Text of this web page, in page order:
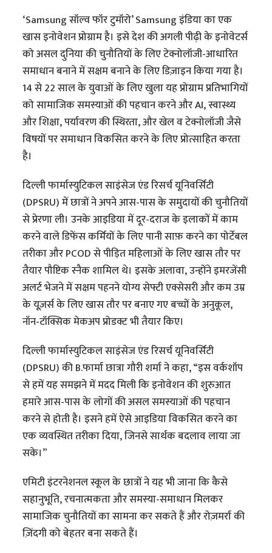
‘Samsung सॉल्व फॉर टुमॉरो’ Samsung इंडिया का एक
खास इनोवेशन प्रोग्राम है। इसे देश की अगली पीढ़ी के इनोवेटर्स
को असल दुनिया की चुनौतियों के लिए टेक्नोलॉजी-आधारित
समाधान बनाने में सक्षम बनाने के लिए डिज़ाइन किया गया है।
14 से 22 साल के युवाओं के लिए खुला यह प्रोग्राम प्रतिभागियों
को सामाजिक समस्याओं की पहचान करने और AI, स्वास्थ्य
और शिक्षा, पर्यावरण की स्थिरता, और खेल व टेक्नोलॉजी जैसे
विषयों पर समाधान विकसित करने के लिए प्रोत्साहित करता
है।
दिल्ली फार्मास्युटिकल साइंसेज एंड रिसर्च यूनिवर्सिटी
(DPSRU) में छात्रों ने अपने आस-पास के समुदायों की चुनौतियों
से प्रेरणा ली। उनके आइडिया में दूर-दराज के इलाकों में काम
करने वाले डिफेंस कर्मियों के लिए पानी साफ़ करने का पोर्टेबल
तरीका और PCOD से पीड़ित महिलाओं के लिए खास तौर पर
तैयार पौष्टिक स्नैक शामिल थे। इसके अलावा, उन्होंने इमरजेंसी
अलर्ट भेजने में सक्षम पहनने योग्य सेफ्टी एक्सेसरी और कम उम्र
के यूज़र्स के लिए खास तौर पर बनाए गए बच्चों के अनुकूल,
नॉन-टॉक्सिक मेकअप प्रोडक्ट भी तैयार किए।
दिल्ली फार्मास्युटिकल साइंसेज एंड रिसर्च यूनिवर्सिटी
(DPSRU) की B.फार्मा छात्रा गौरी शर्मा ने कहा, “इस वर्कशॉप
से हमें यह समझने में मदद मिली कि इनोवेशन की शुरुआत
हमारे आस-पास के लोगों की असल समस्याओं की पहचान
करने से होती है। इसने हमें ऐसे आइडिया विकसित करने का
एक व्यवस्थित तरीका दिया, जिनसे सार्थक बदलाव लाया जा
सके।”
एमिटी इंटरनेशनल स्कूल के छात्रों ने यह भी जाना कि कैसे
सहानुभूति, रचनात्मकता और समस्या-समाधान मिलकर
सामाजिक चुनौतियों का सामना कर सकते हैं और रोज़मर्रा की
ज़िंदगी को बेहतर बना सकते हैं।